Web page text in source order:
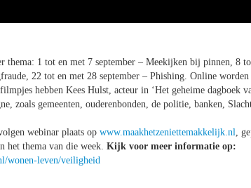
thema: 1 tot en met 7 september – Meekijken bij pinnen, 8
22 tot en met 28 september – Phishing. Online
hebben Kees Hulst, acteur in ‘Het geheime dagboek
zoals gemeenten, ouderenbonden, de politie, banken,
webinar plaats op www.maakhetzeniettemakkelijk.nl ,
het thema van die week. Kijk voor meer informatie op:
wonen-leven/veiligheid